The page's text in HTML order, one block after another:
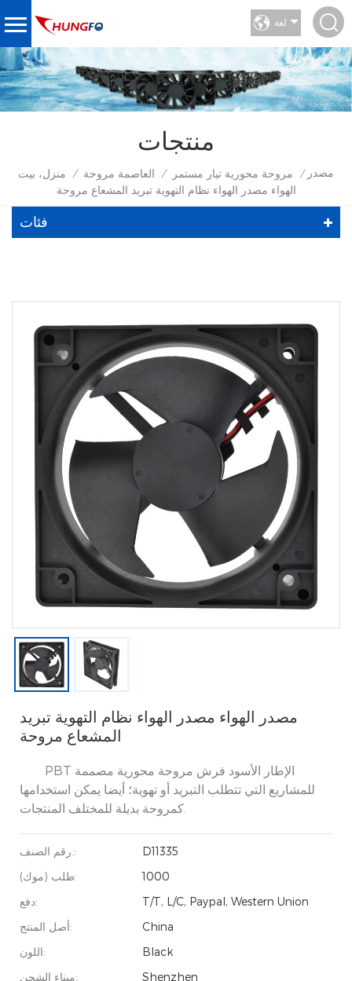
لغة
منتجات
منزل، بيت / العاصمة مروحة / مروحة محورية تيار مستمر /
مصدر
الهواء مصدر الهواء نظام التهوية تبريد المشعاع مروحة
فئات
مصدر الهواء مصدر الهواء نظام التهوية تبريد
المشعاع مروحة
PBT الإطار الأسود فرش مروحة محورية مصممة
للمشاريع التي تتطلب التبريد أو تهوية؛ أيضا يمكن استخدامها
رقم الصنف.:
D11335
طلب (موك):
1000
دفع:
T/T, L/C, Paypal, Western Union
أصل المنتج:
China
اللون:
Black
ميناء الشحن:
Shenzhen